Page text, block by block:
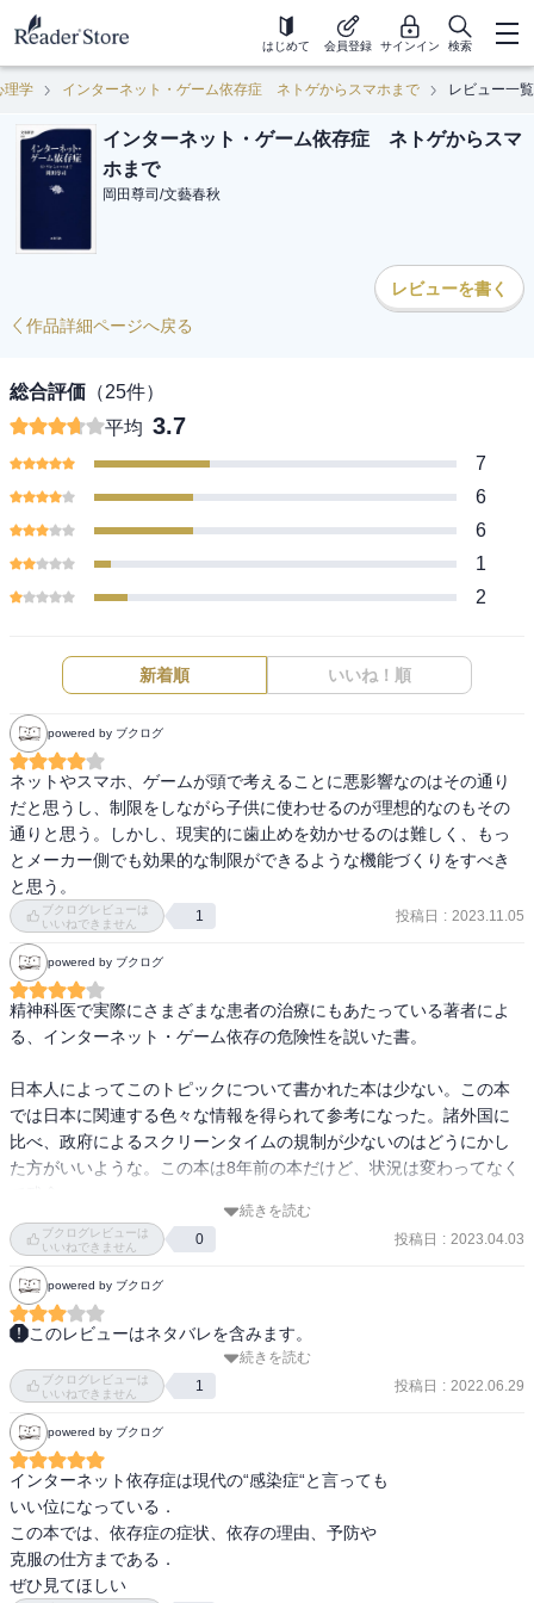
はじめて 会員登録 サインイン 検索
理学 インターネット・ゲーム依存症 ネトゲからスマホまで レビュー一覧
インターネット・ゲーム依存症 ネトゲからスマ
ホまで
岡田尊司 /文藝春秋
レビューを書く
作品詳細ページへ戻る
総合評価 （25件）
平均 3.7
7
6
6
1
2
新着順 いいね！順
powered by ブクログ
ネットやスマホ、ゲームが頭で考えることに悪影響なのはその通り
だと思うし、制限をしながら子供に使わせるのが理想的なのもその
通りと思う。しかし、現実的に歯止めを効かせるのは難しく、もっ
とメーカー側でも効果的な制限ができるような機能づくりをすべき
と思う。
ブクログレビューは
いいねできません
1 投稿日 : 2023.11.05
powered by ブクログ
精神科医で実際にさまざまな患者の治療にもあたっている著者によ
る、インターネット・ゲーム依存の危険性を説いた書。
日本人によってこのトピックについて書かれた本は少ない。この本
では日本に関連する色々な情報を得られて参考になった。諸外国に
比べ、政府によるスクリーンタイムの規制が少ないのはどうにかし
た方がいいような。この本は8年前の本だけど、状況は変わってなく
自分がインターネット依存ではないかと不安になっている人は、ま
ずこの新書を読んでみるといいのではないか。もしくはお子さまが
インターネット・ゲーム依存ではないかと思う親御さんにも。この
トピック関連の本で、実際の治療に基づいた知見から対策、治療、
克服までの道筋を示してくれる本は貴重だと思う。
私はインターネット依存ではないかと思ってしまうほど一日中スマ
ホを眺めてしまうこともあるし、もし子どもを教育する立場になっ
たら、しっかりとデジタルデバイスとの距離を管理せねばならない
と考えている。
なので、この本はしっかりメモして折りに触れて読み返したい。
星-1は、やや強引と思われる議論がいくつかあったため。より緻密
な論証がほしかった部分がある。まあ新書だから仕方ないか。
続きを読む
ブクログレビューは
いいねできません
0 投稿日 : 2023.04.03
powered by ブクログ
このレビューはネタバレを含みます。
そうかー、２０１４だから8年前だ。コロナの前だ。この後処方箋は
変わっているのかなあ。家族第一主義みたいのがなんかしんどい。
家族以外で何とかしたいとしたら、どうしたらいいんだろう。
続きを読む
ブクログレビューは
いいねできません
1 投稿日 : 2022.06.29
powered by ブクログ
インターネット依存症は現代の“感染症“と言っても
いい位になっている．
この本では、依存症の症状、依存の理由、予防や
克服の仕方まである．
ぜひ見てほしい